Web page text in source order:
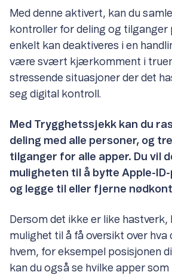
Med denne aktivert, kan du
kontroller for deling og tilganger
enkelt kan deaktiveres i en
være svært kjærkomment i
stressende situasjoner der det
seg digital kontroll.
Med Trygghetssjekk kan du
deling med alle personer, og
tilganger for alle apper. Du vil
muligheten til å bytte Apple-
og legge til eller fjerne
Dersom det ikke er like hastverk,
mulighet til å få oversikt over hva
hvem, for eksempel posisjonen
kan du også se hvilke apper